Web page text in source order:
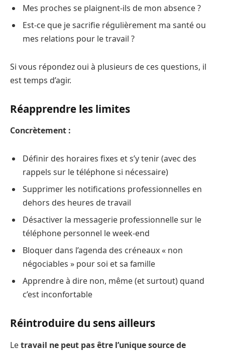
Mes proches se plaignent-ils de mon absence ?
Est-ce que je sacrifie régulièrement ma santé ou
mes relations pour le travail ?
Si vous répondez oui à plusieurs de ces questions, il
est temps d’agir.
Réapprendre les limites
Concrètement :
Définir des horaires fixes et s’y tenir (avec des
rappels sur le téléphone si nécessaire)
Supprimer les notifications professionnelles en
dehors des heures de travail
Désactiver la messagerie professionnelle sur le
téléphone personnel le week-end
Bloquer dans l’agenda des créneaux « non
négociables » pour soi et sa famille
Apprendre à dire non, même (et surtout) quand
c’est inconfortable
Réintroduire du sens ailleurs
Letravail ne peut pas être l’unique source de